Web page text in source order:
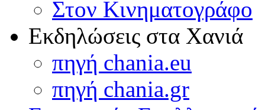
Στον Κινηματογράφο
Εκδηλώσεις στα Χανιά
πηγή chania.eu
πηγή chania.gr